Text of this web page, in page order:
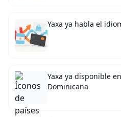
Yaxa ya habla el
Yaxa ya disponible
Dominicana